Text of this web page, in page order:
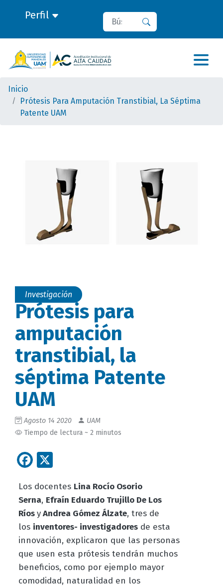
Perfil Buscar
Inicio
Prótesis Para Amputación Transtibial, La Séptima
Patente UAM
Investigación
Prótesis para
amputación
transtibial, la
séptima Patente
UAM
Agosto 14 2020
UAM
Tiempo de lectura ~ 2 minutos
Facebook
Los docentes Lina Rocío Osorio
Serna, Efraín Eduardo Trujillo De Los
RíosyAndrea Gómez Álzate, tres de
los inventores- investigadoresde esta
innovación, explicaron que las personas
que usen esta prótesis tendrán muchos
beneficios, como por ejemplo mayor
comodidad, naturalidad en los